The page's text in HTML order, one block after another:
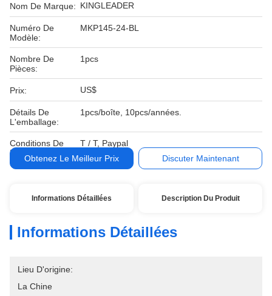
Nom De Marque: KINGLEADER
Numéro De
Modèle:
MKP145-24-BL
Nombre De
Pièces:
1pcs
Prix: US$
Détails De
L'emballage:
1pcs/boîte, 10pcs/années.
Conditions De
Paiement:
T / T, Paypal
Obtenez Le Meilleur Prix
Discuter Maintenant
Informations Détaillées Description Du Produit
Informations Détaillées
Lieu D'origine:
La Chine